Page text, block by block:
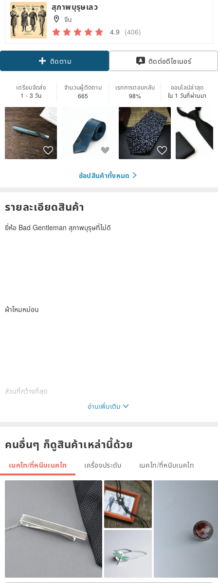
สุภาพบุรุษเลว
จีน
4.9 (406)
ติดตาม ติดต่อดีไซเนอร์
เตรียมจัดส่ง
1 - 3 วัน
จำนวนผู้ติดตาม
665
เรทการตอบกลับ
98%
ออนไลน์ล่าสุด
ใน 1 วันที่ผ่านมา
ช้อปสินค้าทั้งหมด
รายละเอียดสินค้า
ยี่ห้อ Bad Gentleman สุภาพบุรุษที่ไม่ดี
ผ้าไหมหม่อน
ส่วนที่กว้างที่สุด
สไตล์โรแมนติกสง่างามเก๋ไก๋สไตล์ศาลสุภาพบุรุษ
อ่านเพิ่มเติม
คนอื่นๆ ก็ดูสินค้าเหล่านี้ด้วย
เนคไท/ที่หนีบเนคไท เครื่องประดับ เนคไท/ที่หนีบเนคไท